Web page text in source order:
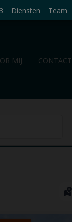
Diensten Team
MIJ CONTACT